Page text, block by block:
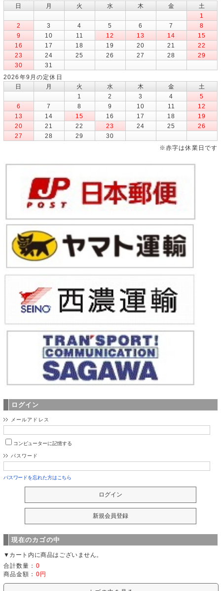
日
月 火 水 木 金
土
1
2
3 4 5 6 7
8
9
10 11 12 13 14
15
16
17 18 19 20 21
22
23
24 25 26 27 28
29
30
31
2026年9月の定休日
日
月 火 水 木 金
土
1
2 3 4
5
6
7 8 9 10 11
12
13
14 15 16 17 18
19
20
21 22 23 24 25
26
27
28 29
30
※赤字は休業日です
ログイン
メールアドレス
コンピューターに記憶する
パスワード
パスワードを忘れた方はこちら
現在のカゴの中
▼カート内に商品はございません。
合計数量： 0
商品金額： 0円